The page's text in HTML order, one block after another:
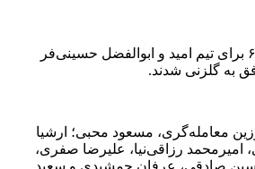
عباس فیروز در دقیقه ۶۷ برای تیم امید و ابوالفضل حسینی‌فر
معامله‌گری، مسعود محبی؛ ارشیا
امیرمحمد رزاقی‌نیا، علیرضا صفری،
صادقی، عرفان جمشیدی و سعید